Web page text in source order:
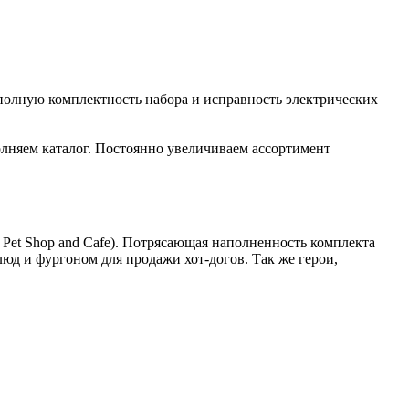
комплектность набора и исправность электрических
каталог. Постоянно увеличиваем ассортимент
Shop and Cafe). Потрясающая наполненность комплекта
и фургоном для продажи хот-догов. Так же герои,